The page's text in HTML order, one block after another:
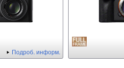
Подроб. информ.